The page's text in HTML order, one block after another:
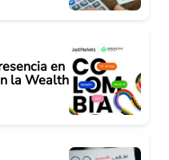
en
la Wealth